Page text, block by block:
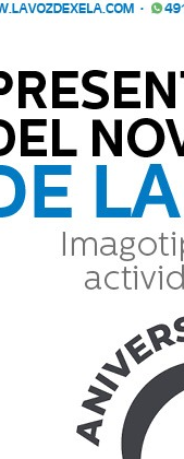
detenidos
para continuar